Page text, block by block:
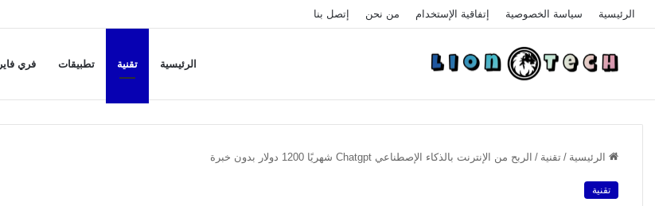
الرئيسية سياسة الخصوصية إتفاقية الإستخدام من نحن إتصل بنا
الرئيسية تقنية تطبيقات فري فاير
الرئيسية / تقنية / الربح من الإنترنت بالذكاء الإصطناعي Chatgpt شهريًا 1200 دولار بدون خبرة
تقنية